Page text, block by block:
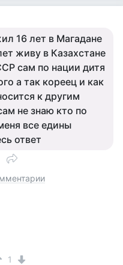
16 лет в Магадане
живу в Казахстане
сам по нации дитя
а так кореец и как
к другим
не знаю кто по
все едины
ответ
1